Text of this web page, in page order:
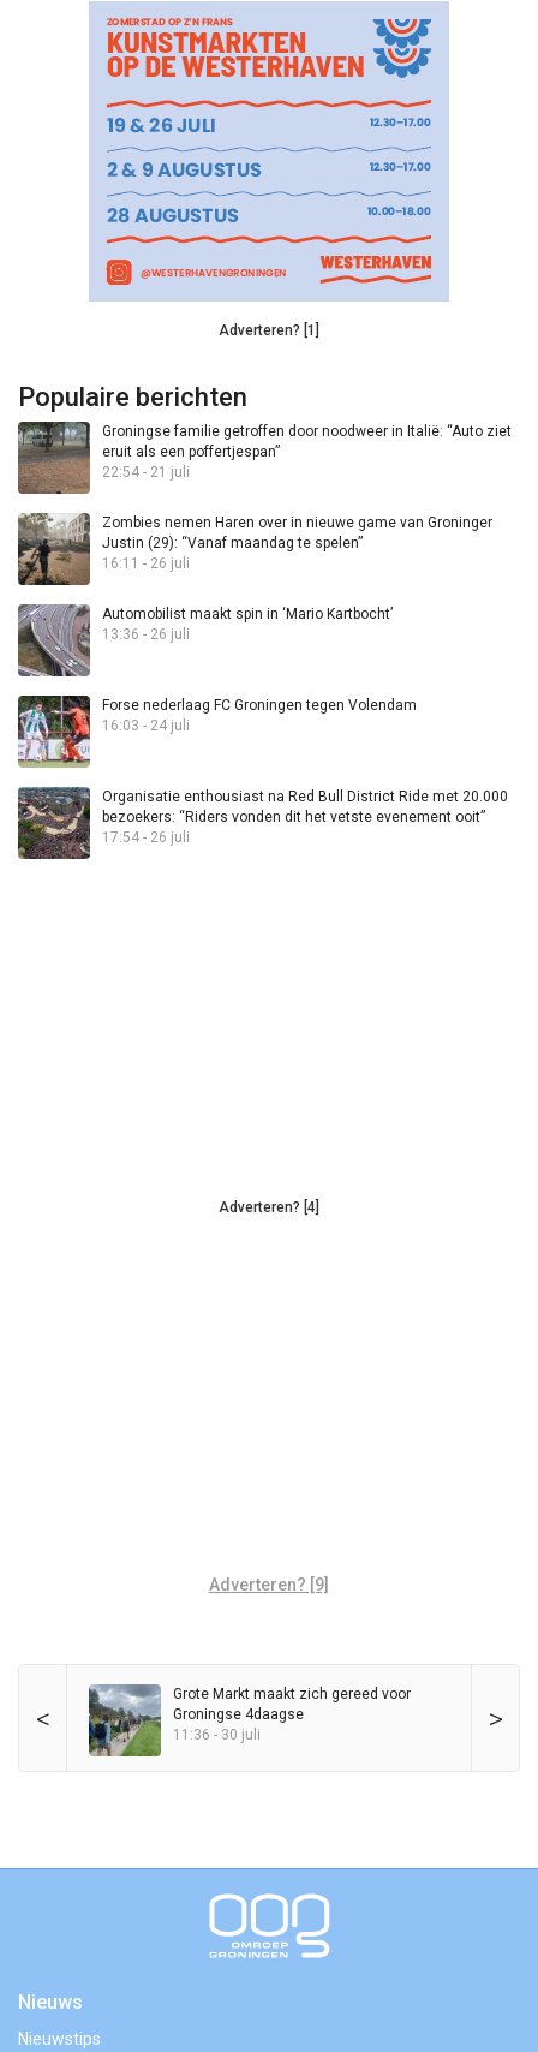
Adverteren? [1]
Populaire berichten
Groningse familie getroffen door noodweer in Italië: “Auto ziet
eruit als een poffertjespan”
22:54 - 21 juli
Zombies nemen Haren over in nieuwe game van Groninger
Justin (29): “Vanaf maandag te spelen”
16:11 - 26 juli
Automobilist maakt spin in ‘Mario Kartbocht’
13:36 - 26 juli
Forse nederlaag FC Groningen tegen Volendam
16:03 - 24 juli
Organisatie enthousiast na Red Bull District Ride met 20.000
bezoekers: “Riders vonden dit het vetste evenement ooit”
17:54 - 26 juli
Adverteren? [4]
Adverteren? [9]
< >
Grote Markt maakt zich gereed voor
Groningse 4daagse
11:36 - 30 juli
Nieuws
Nieuwstips